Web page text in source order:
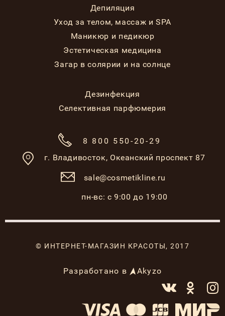
Депиляция
Уход за телом, массаж и SPA
Маникюр и педикюр
Эстетическая медицина
Загар в солярии и на солнце
Дезинфекция
Селективная парфюмерия
8 800 550-20-29
г. Владивосток, Океанский проспект 87
sale@cosmetikline.ru
пн-вс: с 9:00 до 19:00
© ИНТЕРНЕТ-МАГАЗИН КРАСОТЫ, 2017
Разработано в Akyzo